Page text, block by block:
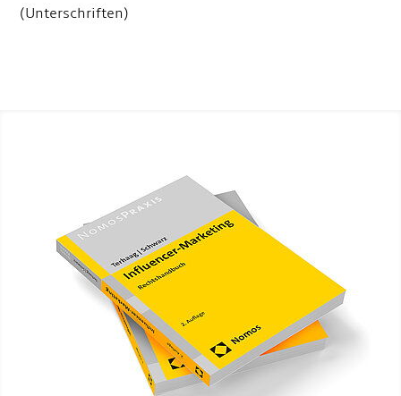
(Unterschriften)